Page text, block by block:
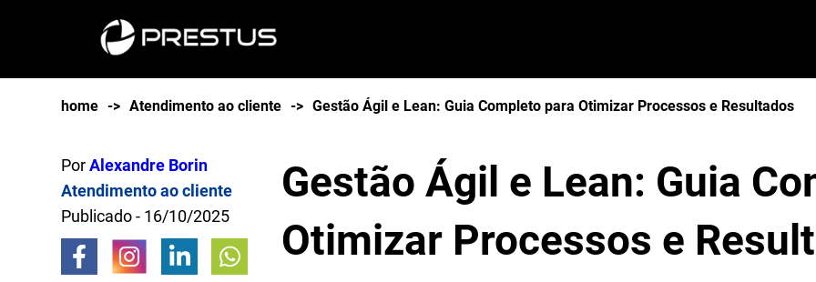
home -> Atendimento ao cliente -> Gestão Ágil e Lean: Guia Completo para Otimizar Processos e Resultados
PorAlexandre Borin
Atendimento ao cliente
Publicado - 16/10/2025
Gestão Ágil e Lean: Guia
Otimizar Processos e